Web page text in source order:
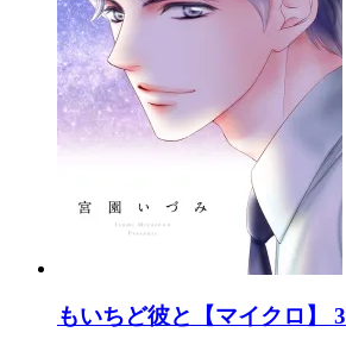
もいちど彼と【マイクロ】 3